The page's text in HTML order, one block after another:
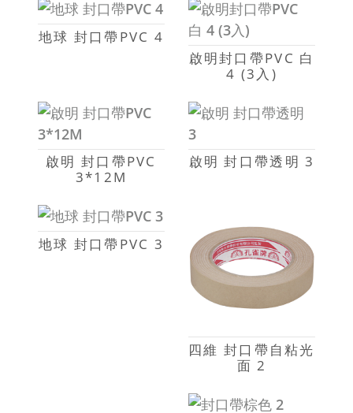
地球 封口帶PVC 4
啟明封口帶PVC 白
4 (3入)
啟明 封口帶PVC
3*12M
啟明 封口帶透明 3
地球 封口帶PVC 3
四維 封口帶自粘光
面 2